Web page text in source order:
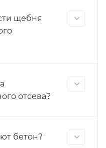
щебня
отсева?
бетон?